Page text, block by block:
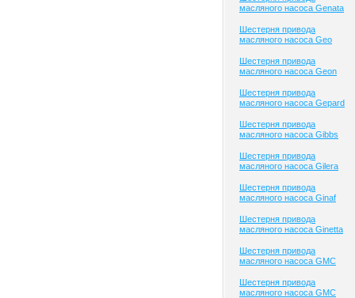
масляного насоса Genata
Шестерня привода
масляного насоса Geo
Шестерня привода
масляного насоса Geon
Шестерня привода
масляного насоса Gepard
Шестерня привода
масляного насоса Gibbs
Шестерня привода
масляного насоса Gilera
Шестерня привода
масляного насоса Ginaf
Шестерня привода
масляного насоса Ginetta
Шестерня привода
масляного насоса GMC
Шестерня привода
масляного насоса GMC